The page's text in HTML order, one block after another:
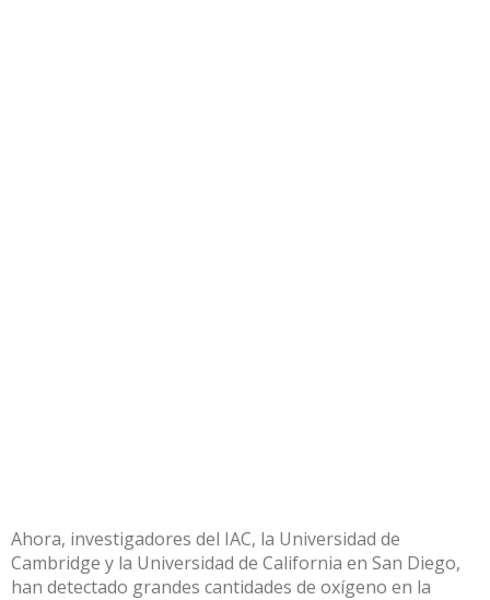
Ahora, investigadores del IAC, la Universidad de
Cambridge y la Universidad de California en San Diego,
han detectado grandes cantidades de oxígeno en la